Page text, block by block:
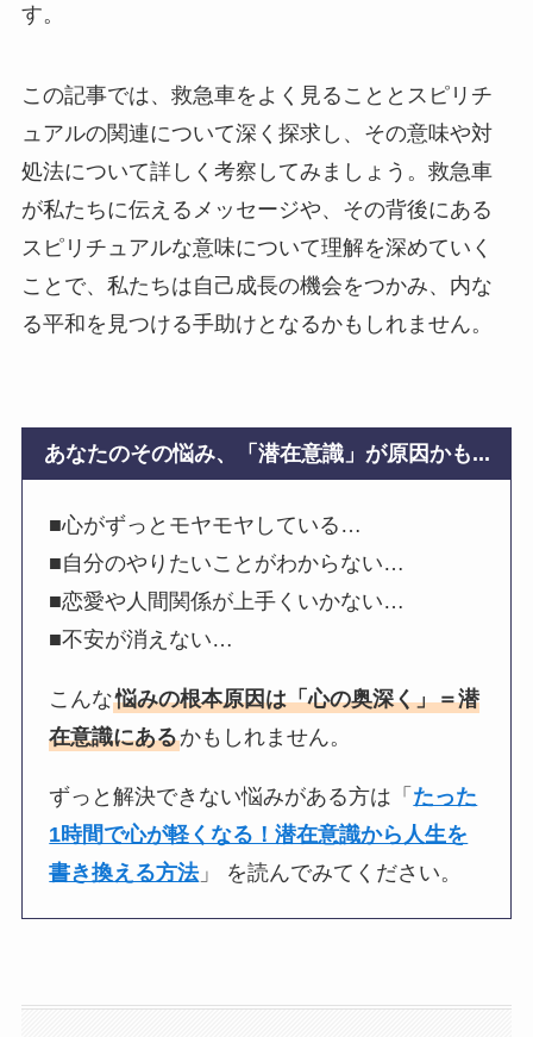
す。
この記事では、救急車をよく見ることとスピリチ
ュアルの関連について深く探求し、その意味や対
処法について詳しく考察してみましょう。救急車
が私たちに伝えるメッセージや、その背後にある
スピリチュアルな意味について理解を深めていく
ことで、私たちは自己成長の機会をつかみ、内な
る平和を見つける手助けとなるかもしれません。
あなたのその悩み、「潜在意識」が原因かも...
■心がずっとモヤモヤしている…
■自分のやりたいことがわからない…
■恋愛や人間関係が上手くいかない…
■不安が消えない…
こんな悩みの根本原因は「心の奥深く」＝潜
在意識にあるかもしれません。
ずっと解決できない悩みがある方は「 たった
1時間で心が軽くなる！潜在意識から人生を
書き換える方法」 を読んでみてください。